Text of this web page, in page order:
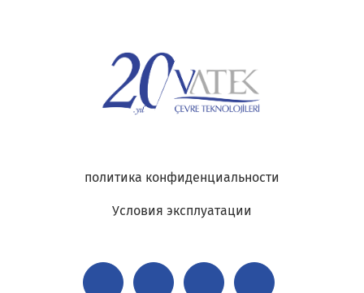
политика конфиденциальности
Условия эксплуатации